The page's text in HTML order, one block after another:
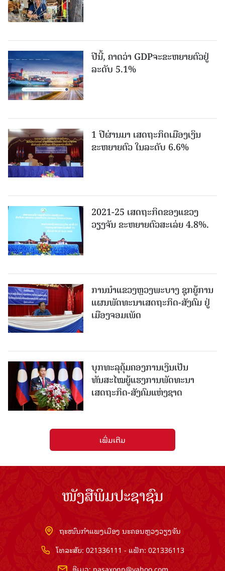
ປີນີ້, ຄາດວ່າ GDPຈະຂະຫຍາຍຕົວຢູ່
ລະດັບ 5.1%
1 ປີຜ່ານມາ ເສດຖະກິດເມືອງເງິນ
ຂະຫຍາຍຕົວ ໃນລະດັບ 6.6%
2021-25 ເສດຖະກິດຂອງແຂວງ
ວຽງຈັນ ຂະຫຍາຍຕົວສະເລ່ຍ 4.8%.
ການນຳແຂວງຫຼວງພະບາງ ຊຸກຍູ້ການ
ແຜນພັດທະນາເສດຖະກິດ-ສັງຄົມ ຢູ່
ເມືອງຈອມເພັດ
ບຸກທະລຸຄຸ້ມຄອງການເງິນເປັນ
ທັນສະໄໝຍູ້ແຮງການພັດທະນາ
ເສດຖະກິດ-ສັງຄົມແຫ່ງຊາດ
ເພີ່ມເຕີມ
ໜັງສືພິມປະຊາຊົນ
ຖະໜົນກຳແພງເມືອງ ນະຄອນຫຼວງວຽງຈັນ
ໂທລະສັບ: 021336111 - ແຟັກ: 021336113
ອີເມວ: pasaxonn@yahoo.com